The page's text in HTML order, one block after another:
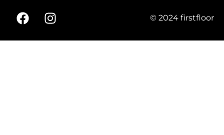
© 2024 firstfloor